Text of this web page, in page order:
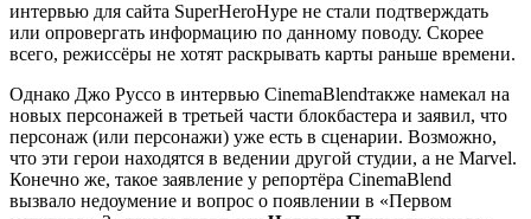
интервью для сайта SuperHeroHype не стали подтверждать
или опровергать информацию по данному поводу. Скорее
всего, режиссёры не хотят раскрывать карты раньше времени.
Однако Джо Руссо в интервью CinemaBlendтакже намекал на
новых персонажей в третьей части блокбастера и заявил, что
персонаж (или персонажи) уже есть в сценарии. Возможно,
что эти герои находятся в ведении другой студии, а не Marvel.
Конечно же, такое заявление у репортёра CinemaBlend
вызвало недоумение и вопрос о появлении в «Первом